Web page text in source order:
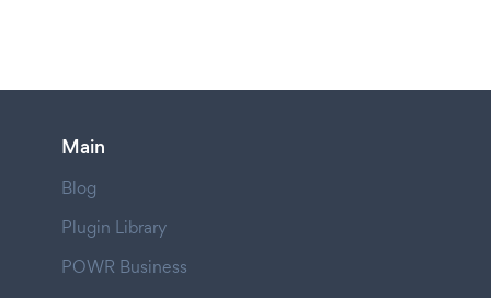
Main
Blog
Plugin Library
POWR Business